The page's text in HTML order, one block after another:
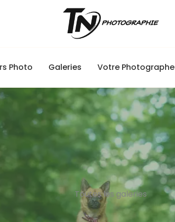
Photo Galeries Votre Photographe
Toutes les galeries